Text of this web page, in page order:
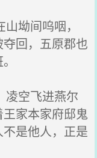
坳间呜咽，
回，五原郡也
空飞进燕尔
家本家府邸鬼
是他人，正是